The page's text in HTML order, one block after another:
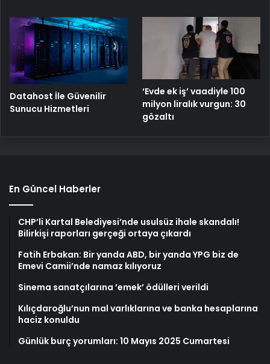
Datahost İle Güvenilir
Sunucu Hizmetleri
‘Evde ek iş’ vaadiyle 100
milyon liralık vurgun: 30
gözaltı
En Güncel Haberler
CHP’li Kartal Belediyesi’nde usulsüz ihale skandalı!
Bilirkişi raporları gerçeği ortaya çıkardı
Fatih Erbakan: Bir yanda ABD, bir yanda YPG biz de
Emevi Camii’nde namaz kılıyoruz
Sinema sanatçılarına ’emek’ ödülleri verildi
Kılıçdaroğlu’nun mal varlıklarına ve banka hesaplarına
haciz konuldu
Günlük burç yorumları: 10 Mayıs 2025 Cumartesi